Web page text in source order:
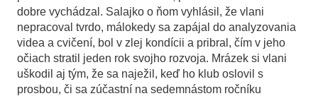
dobre vychádzal. Salajko o ňom vyhlásil, že vlani
nepracoval tvrdo, málokedy sa zapájal do analyzovania
videa a cvičení, bol v zlej kondícii a pribral, čím v jeho
očiach stratil jeden rok svojho rozvoja. Mrázek si vlani
uškodil aj tým, že sa naježil, keď ho klub oslovil s
prosbou, či sa zúčastní na sedemnástom ročníku